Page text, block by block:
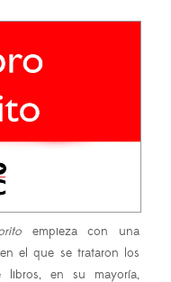
empieza con una
el que se trataron los
libros, en su mayoría,